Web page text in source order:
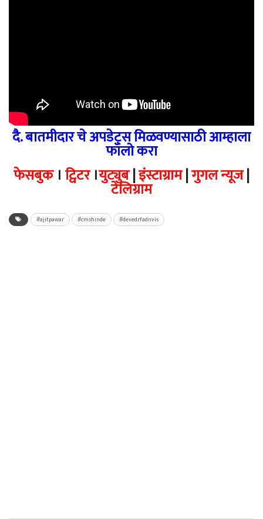
दै. बातमीदार चे अपडेट्स मिळवण्यासाठी आम्हाला
फॉलो करा
फेसबुक। ट्विटर।युट्युब|इंस्टाग्राम|गुगल न्यूज|
टेलिग्राम
#ajitpawar #cmshinde #devedrfadnvis